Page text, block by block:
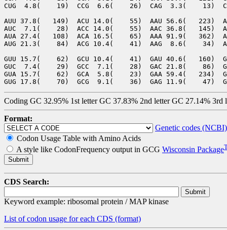
CUG  4.8(    19)  CCG  6.6(    26)  CAG  3.3(    13)
AUU 37.8(   149)  ACU 14.0(    55)  AAU 56.6(   223)
AUC  7.1(    28)  ACC 14.0(    55)  AAC 36.8(   145)
AUA 27.4(   108)  ACA 16.5(    65)  AAA 91.9(   362)
AUG 21.3(    84)  ACG 10.4(    41)  AAG  8.6(    34)
GUU 15.7(    62)  GCU 10.4(    41)  GAU 40.6(   160)
GUC  7.4(    29)  GCC  7.1(    28)  GAC 21.8(    86)
GUA 15.7(    62)  GCA  5.8(    23)  GAA 59.4(   234)
Coding GC 32.95% 1st letter GC 37.83% 2nd letter GC 27.14% 3rd
Format:
Genetic codes (NCBI)
Codon Usage Table with Amino Acids
A style like CodonFrequency output in GCG Wisconsin Package
CDS Search:
Keyword example: ribosomal protein / MAP kinase
List of codon usage for each CDS (format)